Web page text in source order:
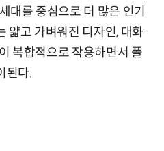
대를 중심으로 더 많은 인기
얇고 가벼워진 디자인, 대화
복합적으로 작용하면서 폴
된다.